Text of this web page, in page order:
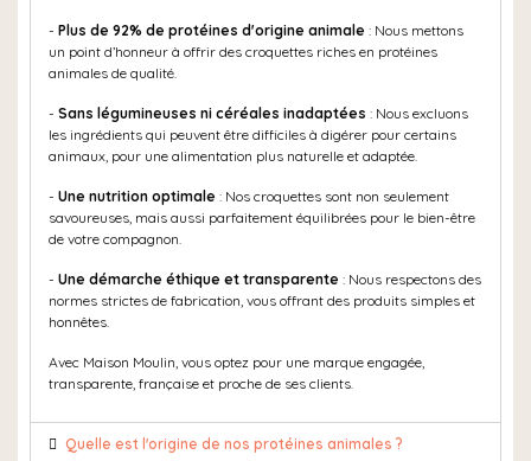
- Plus de 92% de protéines d'origine animale : Nous mettons
un point d’honneur à offrir des croquettes riches en protéines
animales de qualité.
- Sans légumineuses ni céréales inadaptées : Nous excluons
les ingrédients qui peuvent être difficiles à digérer pour certains
animaux, pour une alimentation plus naturelle et adaptée.
- Une nutrition optimale : Nos croquettes sont non seulement
savoureuses, mais aussi parfaitement équilibrées pour le bien-être
de votre compagnon.
- Une démarche éthique et transparente : Nous respectons des
normes strictes de fabrication, vous offrant des produits simples et
honnêtes.
Avec Maison Moulin, vous optez pour une marque engagée,
transparente, française et proche de ses clients.
Quelle est l'origine de nos protéines animales ?